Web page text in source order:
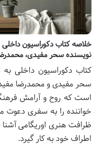
خلاصه کتاب دکوراسیون
نویسنده سحر مفیدی،
کتاب دکوراسیون داخلی
سحر مفیدی و محمدرضا
است که روح و آرامش فرهنگ
خواننده را به سفری دعوت
ظرافت هنری اوریگامی
اطراف خود به کار گیرد.